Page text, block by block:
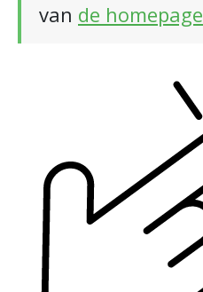
van de homepage